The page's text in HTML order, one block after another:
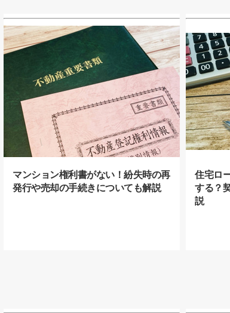
マンション権利書がない！紛失時の再
発行や売却の手続きについても解説
住宅ロ
する？
説